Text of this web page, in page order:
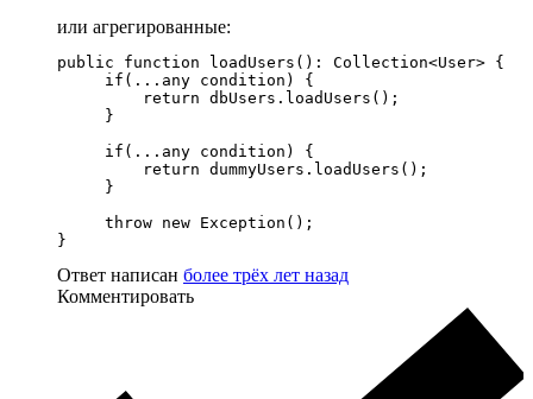
или агрегированные:
public function loadUsers(): Collection<User> {
     if(...any condition) {
         return dbUsers.loadUsers();
     }
     if(...any condition) {
         return dummyUsers.loadUsers();
     }
     throw new Exception();
}
Ответ написан более трёх лет назад
Комментировать